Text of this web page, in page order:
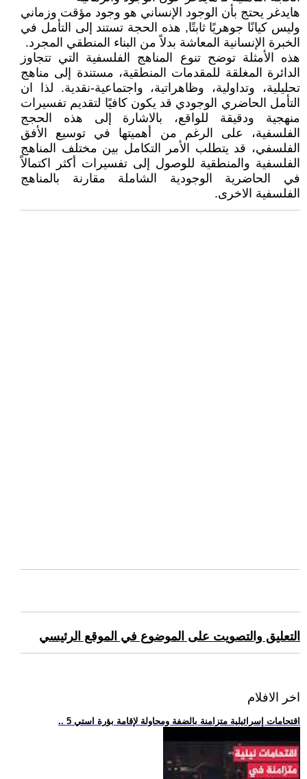
هايدغر يحتج بأن الوجود الإنساني هو وجود مؤقت وزماني
وليس كيانًا جوهريًا ثابتًا, هذه الحجة تستند إلى التأمل في
الخبرة الإنسانية المعاشة بدلاً من البناء المنطقي المجرد.
هذه الأمثلة توضح تنوع المناهج الفلسفية التي تتجاوز
الدائرة المغلقة للمقدمات المنطقية، مستندة إلى مناهج
تحليلية، وتداولية، وظاهراتية، واجتماعية-نقدية. لذا ان
التأمل الحاضري الوجودي قد يكون كافيًا لتقديم تفسيرات
منهجية ودقيقة للواقع، بالاشارة إلى هذه الحجج
الفلسفية، على الرغم من أهميتها في توسيع الأفق
الفلسفي، قد يتطلب الأمر التكامل بين مختلف المناهج
الفلسفية والمنطقية للوصول إلى تفسيرات أكثر اكتمالاً
في الحاضرية الوجودية الشاملة مقارنة بالمناهج
الفلسفية الاخرى.
التعليق والتصويت على الموضوع في الموقع الرئيسي
اخر الافلام
.. 5 اقتحامات إسرائيلية متزامنة بالضفة ومحاولة لإقامة بؤرة استي